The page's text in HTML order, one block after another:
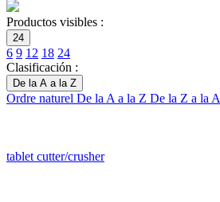
Productos visibles :
24
6 9 12 18 24
Clasificación :
De la A a la Z
Ordre naturel De la A a la Z De la Z a la A
tablet cutter/crusher